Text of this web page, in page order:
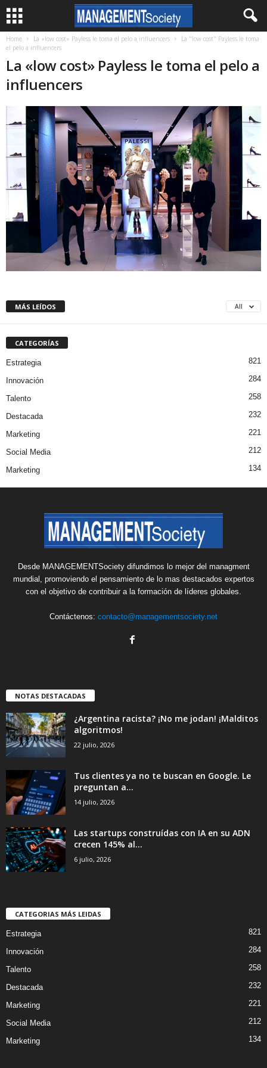
Home La «low cost» Payless le toma el pelo a influencers
La "low cost" Payless le toma
el pelo a influencers
La «low cost» Payless le toma el pelo a
influencers
MÁS LEÍDOS All
CATEGORÍAS
Estrategia 821
Innovación 284
Talento 258
Destacada 232
Marketing 221
Social Media 212
Marketing 134
Desde MANAGEMENTSociety difundimos lo mejor del managment
mundial, promoviendo el pensamiento de lo mas destacados expertos
con el objetivo de contribuir a la formación de líderes globales.
Contáctenos: contacto@managementsociety.net
NOTAS DESTACADAS
¿Argentina racista? ¡No me jodan! ¡Malditos
algoritmos!
22 julio, 2026
Tus clientes ya no te buscan en Google. Le
preguntan a...
14 julio, 2026
Las startups construídas con IA en su ADN
crecen 145% al...
6 julio, 2026
CATEGORIAS MÁS LEIDAS
Estrategia 821
Innovación 284
Talento 258
Destacada 232
Marketing 221
Social Media 212
Marketing 134